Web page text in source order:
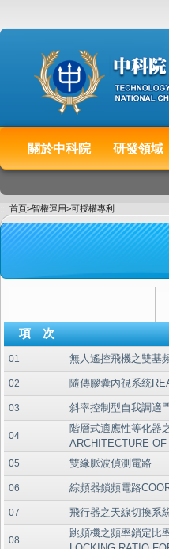
關於中科院 研發領域
首頁>智權運用>可授權專利
項 次
01 無人遙控飛機之雙基
02 隨傳膠囊內視系統
03 斜率控制型自我調適
04
階層式適應性等化器
ARCHITECTURE
05 雙緣脈波偵測電路
06 綜頻器鎖頻電路
07 飛行器之天線切換系
08
跳頻機之頻率鎖定比